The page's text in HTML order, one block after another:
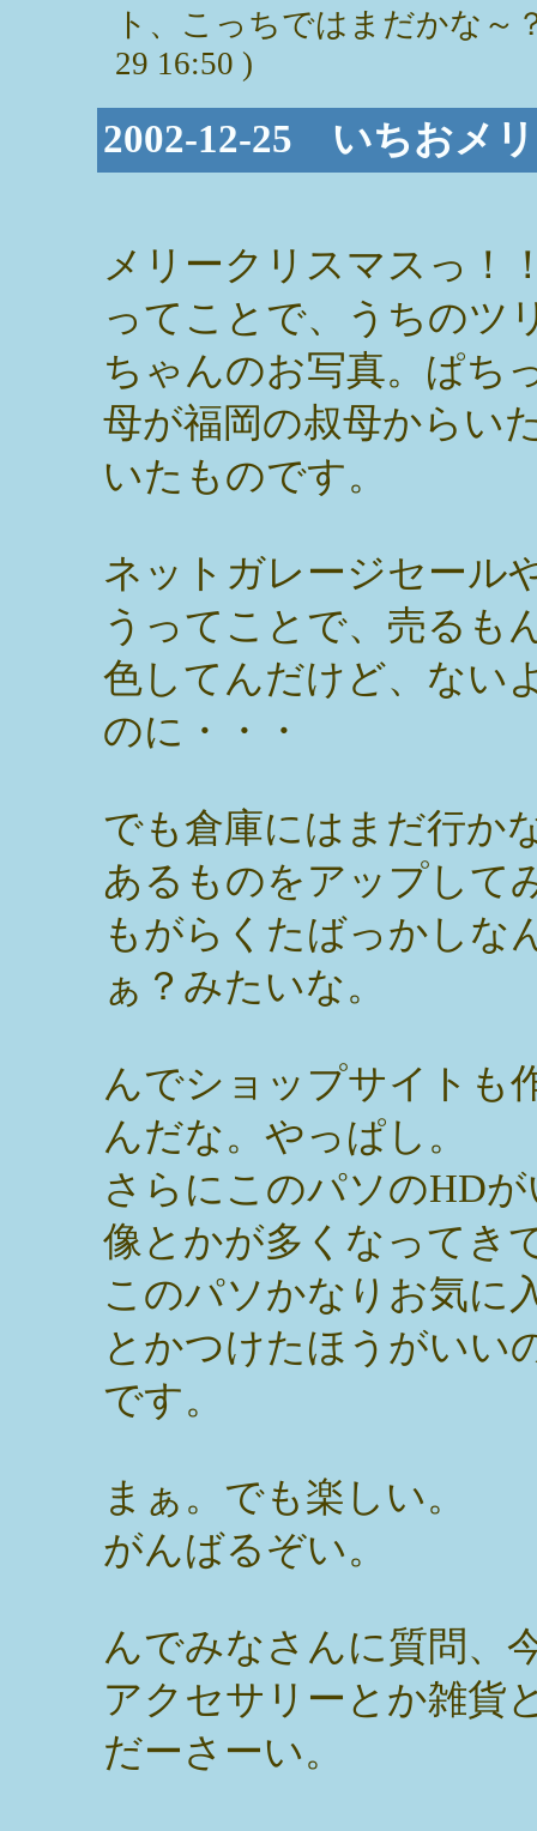
ト、こっちではまだかな～
29 16:50 )
2002-12-25 いちおメ
メリークリスマスっ！
ってことで、うちのツ
ちゃんのお写真。ぱち
母が福岡の叔母からい
いたものです。
ネットガレージセール
うってことで、売るも
色してんだけど、ない
のに・・・
でも倉庫にはまだ行か
あるものをアップして
もがらくたばっかしな
ぁ？みたいな。
んでショップサイトも
んだな。やっぱし。
さらにこのパソのHD
像とかが多くなってき
このパソかなりお気に
とかつけたほうがいい
です。
まぁ。でも楽しい。
がんばるぞい。
んでみなさんに質問、
アクセサリーとか雑貨
だーさーい。